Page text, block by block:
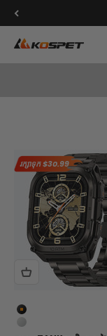
KOSPET Smartwatch
រក្សាទុក$30.99
ខ្មៅ
ប្រាក់